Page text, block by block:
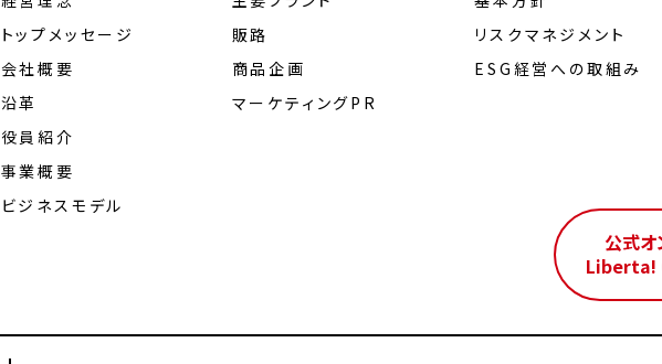
トップメッセージ
会社概要
沿革
役員紹介
事業概要
ビジネスモデル
販路
商品企画
マーケティングPR
リスクマネジメント
ESG経営への取組み
公式オ
Liberta!